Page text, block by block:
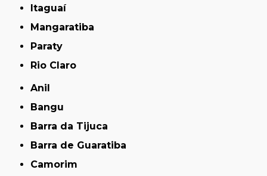
Itaguaí
Mangaratiba
Paraty
Rio Claro
Anil
Bangu
Barra da Tijuca
Barra de Guaratiba
Camorim